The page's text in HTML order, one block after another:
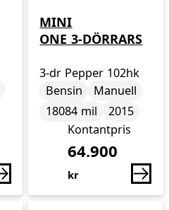
MINI
ONE 3-DÖRRARS
3-dr Pepper 102hk
Drivmedel
Bensin
DrivmedelManuell
Miltal
18084 mil
årsmodell
2015
Kontantpris
64.900
kr